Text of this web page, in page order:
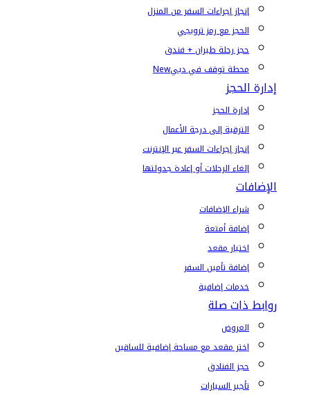
إنجاز إجراءات السفر من المنزل
الحجز مع رمز ترويجي
حجز رحلة طيران + فندق
محطة توقف في دبيNew
إدارة الحجز
إدارة الحجز
الترقية إلى درجة الأعمال
إنجاز إجراءات السفر عبر الإنترنت
إلغاء الرحلات أو إعادة جدولتها
الإضافات
شراء الإضافات
إضافة أمتعة
اختيار مقعد
إضافة تأمين السفر
خدمات إضافية
روابط ذات صلة
العروض
اختر مقعد مع مساحة إضافية للساقين
حجز الفنادق
تأجير السيارات